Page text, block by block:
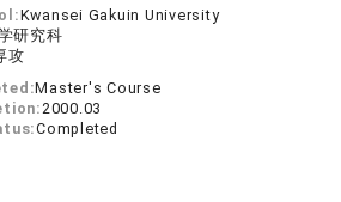
Kwansei Gakuin University
研究科
攻
Master's Course
2000.03
Completed